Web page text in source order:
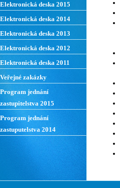
Elektronická deska 2015
Elektronická deska 2014
Elektronická deska 2013
Elektronická deska 2012
Elektronická deska 2011
Veřejné zakázky
Program jednání
zastupitelstva 2015
Program jednání
zastuputelstva 2014